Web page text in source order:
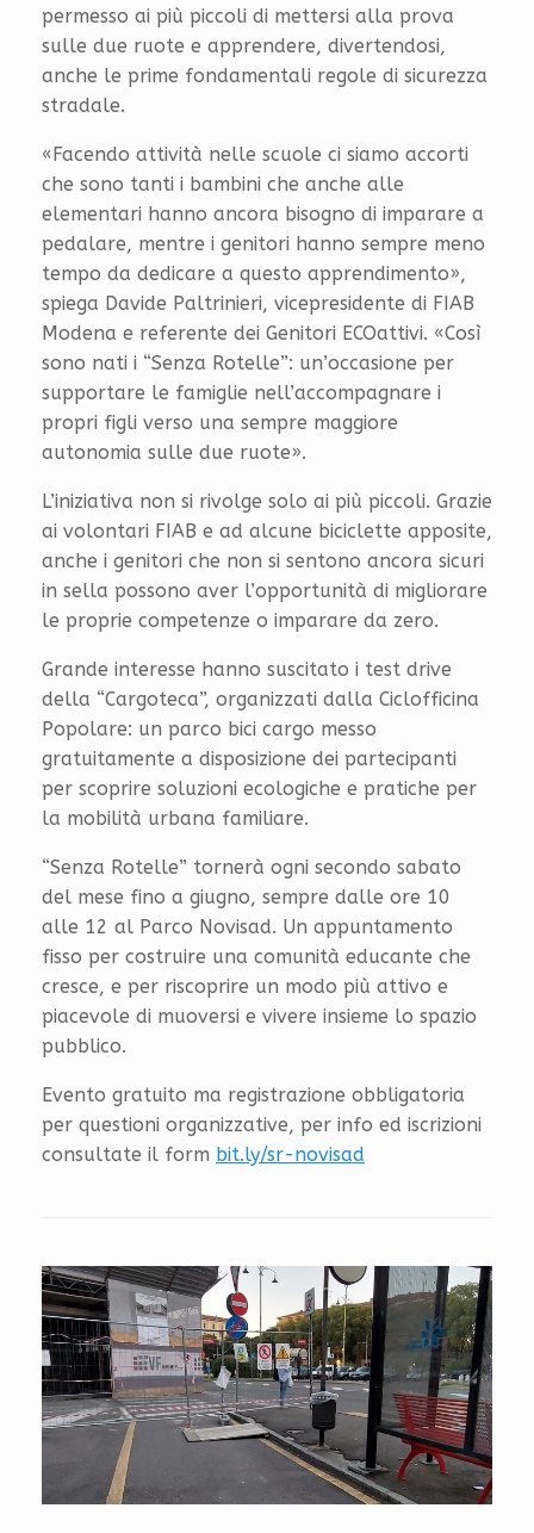
permesso ai più piccoli di mettersi alla prova
sulle due ruote e apprendere, divertendosi,
anche le prime fondamentali regole di sicurezza
stradale.
«Facendo attività nelle scuole ci siamo accorti
che sono tanti i bambini che anche alle
elementari hanno ancora bisogno di imparare a
pedalare, mentre i genitori hanno sempre meno
tempo da dedicare a questo apprendimento»,
spiega Davide Paltrinieri, vicepresidente di FIAB
Modena e referente dei Genitori ECOattivi. «Così
sono nati i “Senza Rotelle”: un’occasione per
supportare le famiglie nell’accompagnare i
propri figli verso una sempre maggiore
autonomia sulle due ruote».
L’iniziativa non si rivolge solo ai più piccoli. Grazie
ai volontari FIAB e ad alcune biciclette apposite,
anche i genitori che non si sentono ancora sicuri
in sella possono aver l’opportunità di migliorare
le proprie competenze o imparare da zero.
Grande interesse hanno suscitato i test drive
della “Cargoteca”, organizzati dalla Ciclofficina
Popolare: un parco bici cargo messo
gratuitamente a disposizione dei partecipanti
per scoprire soluzioni ecologiche e pratiche per
la mobilità urbana familiare.
“Senza Rotelle” tornerà ogni secondo sabato
del mese fino a giugno, sempre dalle ore 10
alle 12 al Parco Novisad. Un appuntamento
fisso per costruire una comunità educante che
cresce, e per riscoprire un modo più attivo e
piacevole di muoversi e vivere insieme lo spazio
pubblico.
Evento gratuito ma registrazione obbligatoria
per questioni organizzative, per info ed iscrizioni
consultate il form bit.ly/sr-novisad